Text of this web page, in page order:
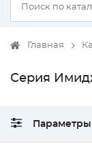
Главная
Серия
Параметры